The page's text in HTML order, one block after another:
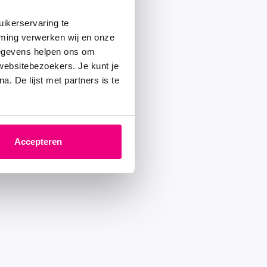
te
verwerken wij en onze
helpen ons om
Je kunt je
De lijst met partners is te
Accepteren